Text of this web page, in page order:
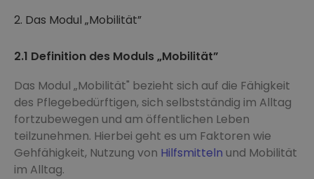
2. Das Modul „Mobilität”
2.1 Definition des Moduls „Mobilität”
Das Modul „Mobilität" bezieht sich auf die Fähigkeit
des Pflegebedürftigen, sich selbstständig im Alltag
fortzubewegen und am öffentlichen Leben
teilzunehmen. Hierbei geht es um Faktoren wie
Gehfähigkeit, Nutzung von Hilfsmitteln und Mobilität
im Alltag.